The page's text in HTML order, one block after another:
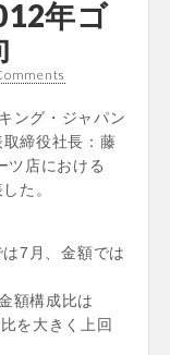
年ゴ
ング・ジャパン
締役社長：藤
ツ店における
た。
7月、金額では
額構成比は
を大きく上回